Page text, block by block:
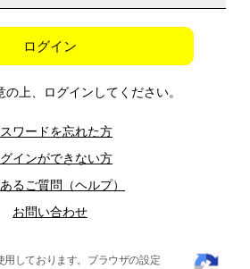
ログイン
の上、ログインしてください。
ワードを忘れた方
インができない方
るご質問（ヘルプ）
お問い合わせ
しております。ブラウザの設定